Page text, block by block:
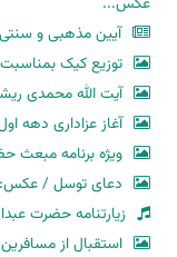
آیین مذهبی و
توزیع کیک
آیت الله محمدی
آغاز عزاداری
ویژه برنامه
دعای توسل /
زیارتنامه حضرت
استقبال از